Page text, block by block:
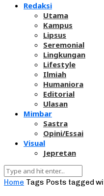
Redaksi
Utama
Kampus
Lipsus
Seremonial
Lingkungan
Lifestyle
Ilmiah
Humaniora
Editorial
Ulasan
Mimbar
Sastra
Opini/Essai
Visual
Jepretan
Home Tags Posts tagged